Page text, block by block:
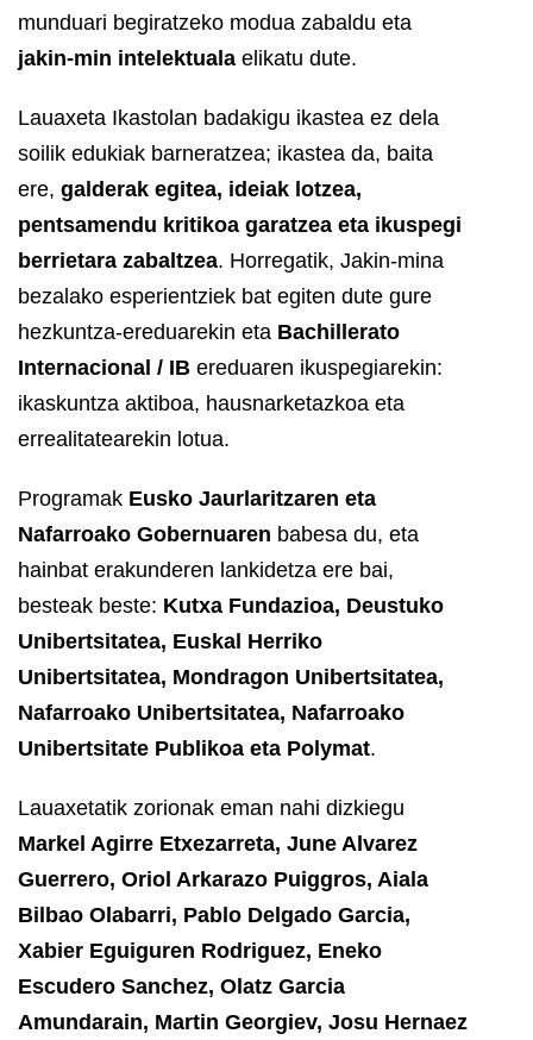
munduari begiratzeko modua zabaldu eta
jakin-min intelektuala elikatu dute.
Lauaxeta Ikastolan badakigu ikastea ez dela
soilik edukiak barneratzea; ikastea da, baita
ere, galderak egitea, ideiak lotzea,
pentsamendu kritikoa garatzea eta ikuspegi
berrietara zabaltzea. Horregatik, Jakin-mina
bezalako esperientziek bat egiten dute gure
hezkuntza-ereduarekin eta Bachillerato
Internacional / IB ereduaren ikuspegiarekin:
ikaskuntza aktiboa, hausnarketazkoa eta
errealitatearekin lotua.
Programak Eusko Jaurlaritzaren eta
Nafarroako Gobernuaren babesa du, eta
hainbat erakunderen lankidetza ere bai,
besteak beste: Kutxa Fundazioa, Deustuko
Unibertsitatea, Euskal Herriko
Unibertsitatea, Mondragon Unibertsitatea,
Nafarroako Unibertsitatea, Nafarroako
Unibertsitate Publikoa eta Polymat.
Lauaxetatik zorionak eman nahi dizkiegu
Markel Agirre Etxezarreta, June Alvarez
Guerrero, Oriol Arkarazo Puiggros, Aiala
Bilbao Olabarri, Pablo Delgado Garcia,
Xabier Eguiguren Rodriguez, Eneko
Escudero Sanchez, Olatz Garcia
Amundarain, Martin Georgiev, Josu Hernaez